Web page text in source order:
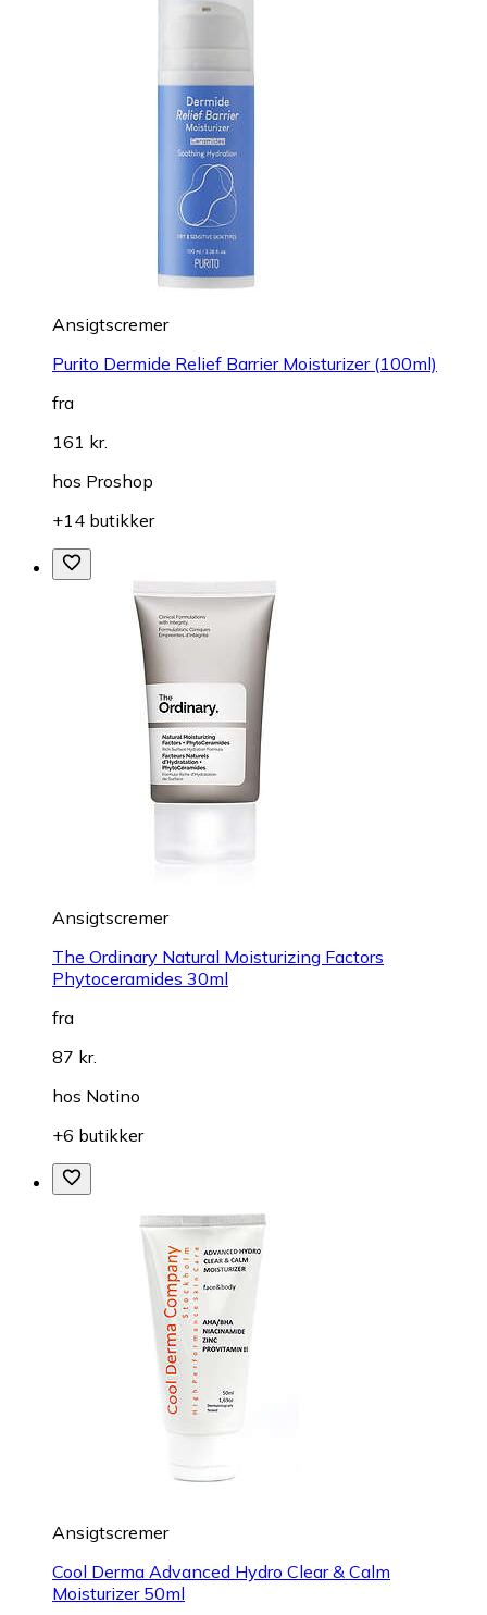
Ansigtscremer
Purito Dermide Relief Barrier Moisturizer (100ml)
fra
161 kr.
hos Proshop
+14 butikker
Ansigtscremer
The Ordinary Natural Moisturizing Factors
Phytoceramides 30ml
fra
87 kr.
hos Notino
+6 butikker
Ansigtscremer
Cool Derma Advanced Hydro Clear & Calm
Moisturizer 50ml